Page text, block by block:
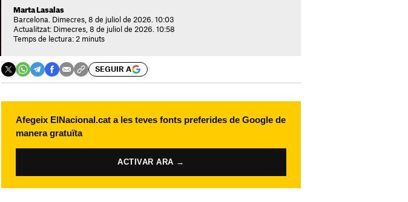
Marta Lasalas
Barcelona. Dimecres, 8 de juliol de 2026. 10:03
Actualitzat: Dimecres, 8 de juliol de 2026. 10:58
Temps de lectura: 2 minuts
SEGUIR A
Afegeix ElNacional.cat a les teves fonts preferides de Google de
manera gratuïta
ACTIVAR ARA →